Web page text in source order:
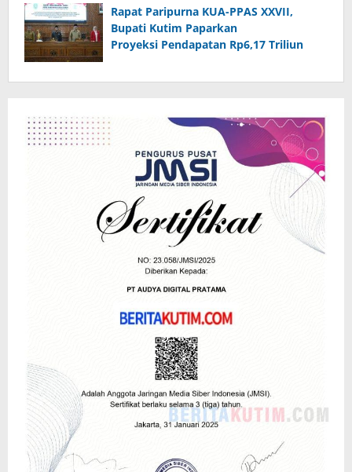
Rapat Paripurna KUA-PPAS XXVII,
Bupati Kutim Paparkan
Proyeksi Pendapatan Rp6,17 Triliun